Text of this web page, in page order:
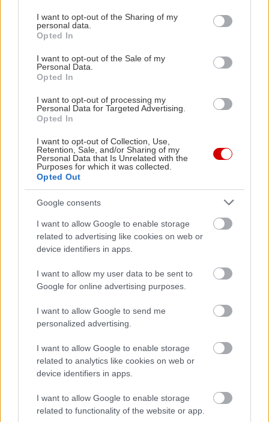
not limited to your visit or usage behaviour. You may click to
grant or deny consent to Google and its third-party tags to
use your data for below specified purposes in below Google
consent section.
I want to opt-out of the Sharing of my
personal data.
Opted In
I want to opt-out of the Sale of my
Personal Data.
Opted In
I want to opt-out of processing my
Personal Data for Targeted Advertising.
Opted In
I want to opt-out of Collection, Use,
Retention, Sale, and/or Sharing of my
Personal Data that Is Unrelated with the
Purposes for which it was collected.
Opted Out
Google consents
I want to allow Google to enable storage
related to advertising like cookies on web or
device identifiers in apps.
I want to allow my user data to be sent to
Google for online advertising purposes.
I want to allow Google to send me
personalized advertising.
I want to allow Google to enable storage
related to analytics like cookies on web or
device identifiers in apps.
I want to allow Google to enable storage
related to functionality of the website or app.
Πηγή: NIELSEN AUDIENCE MEASUREMENT